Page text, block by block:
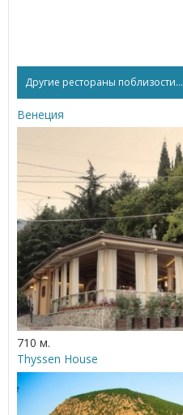
Другие рестораны поблизости...
Венеция
710 м.
Thyssen House